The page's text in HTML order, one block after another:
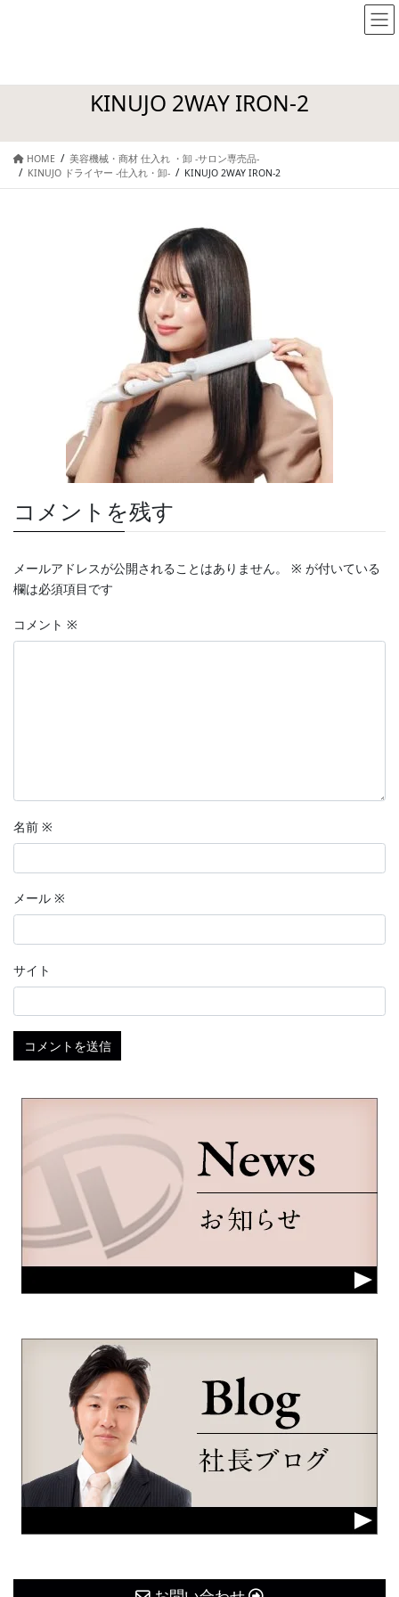
KINUJO 2WAY IRON-2
HOME
美容機械・商材 仕入れ ・卸 -サロン専売品-
KINUJO ドライヤー -仕入れ・卸-
KINUJO 2WAY IRON-2
コメントを残す
メールアドレスが公開されることはありません。 ※ が付いている
欄は必須項目です
コメント ※
名前 ※
メール ※
サイト